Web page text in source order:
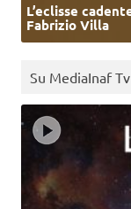
L’eclisse
Fabrizio Villa
Su MediaInaf Tv